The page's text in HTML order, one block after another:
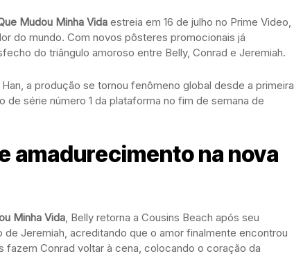
Mudou Minha Vida estreia em 16 de julho no Prime Video,
do mundo. Com novos pôsteres promocionais já
do triângulo amoroso entre Belly, Conrad e Jeremiah.
a produção se tornou fenômeno global desde a primeira
série número 1 da plataforma no fim de semana de
amadurecimento na nova
Minha Vida, Belly retorna a Cousins Beach após seu
Jeremiah, acreditando que o amor finalmente encontrou
fazem Conrad voltar à cena, colocando o coração da